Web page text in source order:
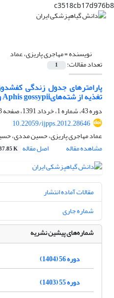
c3518cb17d976b8
نویسنده =مهاجری پاریزی، عماد
تعداد مقالات: 1
تغذیه از شته‌هایAphis gossypii و Acyrthosiphon pisum
دوره 43، شماره 1، خرداد 1391، صفحه
10.22059/ijpps.2012.28646
عماد مهاجری پاریزی، حسین مددی،
مشاهده مقاله
اصل مقاله K
مقالات آماده انتشار
شماره جاری
شماره‌های پیشین نشریه
دوره 56 (1404)
دوره 55 (1403)